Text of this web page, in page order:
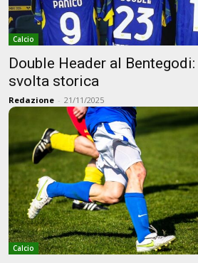
Calcio
Double Header al
svolta storica
Redazione - 21/11/2025
Calcio